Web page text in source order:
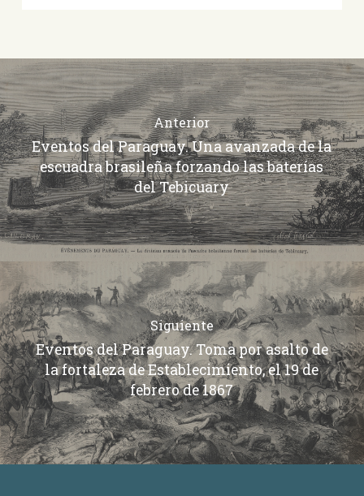
Anterior
Eventos del Paraguay. Una avanzada de la
escuadra brasileña forzando las baterías
del Tebicuary
Siguiente
Eventos del Paraguay. Toma por asalto de
la fortaleza de Establecimiento, el 19 de
febrero de 1867